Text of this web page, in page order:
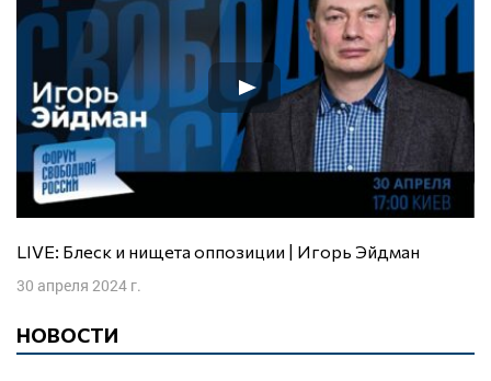
LIVE: Блеск и нищета оппозиции | Игорь Эйдман
30 апреля 2024 г.
НОВОСТИ